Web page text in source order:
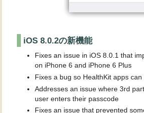
iOS 8.0.2の新機能
Fixes an issue in iOS 8.0.1 that
on iPhone 6 and iPhone 6 Plus
Fixes a bug so HealthKit apps
Addresses an issue where 3rd
user enters their passcode
Fixes an issue that prevented